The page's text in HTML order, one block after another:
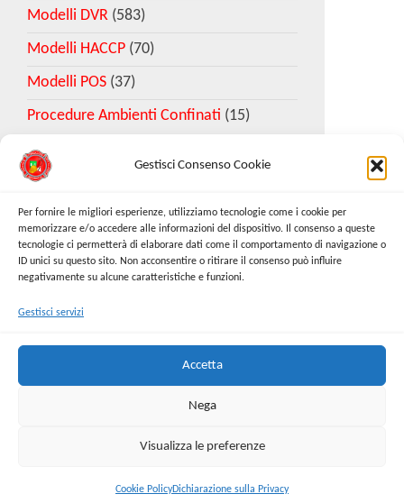
Gestisci Consenso Cookie
Per fornire le migliori esperienze, utilizziamo tecnologie come i cookie per
memorizzare e/o accedere alle informazioni del dispositivo. Il consenso a queste
tecnologie ci permetterà di elaborare dati come il comportamento di navigazione o
ID unici su questo sito. Non acconsentire o ritirare il consenso può influire
negativamente su alcune caratteristiche e funzioni.
Gestisci servizi
Accetta
Nega
Visualizza le preferenze
Cookie PolicyDichiarazione sulla Privacy
Modelli DVR (583)
Modelli HACCP (70)
Modelli POS (37)
Procedure Ambienti Confinati (15)
Richiedi Modello
Store